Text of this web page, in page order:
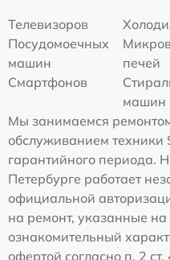
Телевизоров
Посудомоечных
машин
печей
Смартфонов
машин
Мы занимаемся
обслуживанием техники
гарантийного периода.
Петербурге работает
официальной
на ремонт, указанные на
ознакомительный
офертой согласно п. 2